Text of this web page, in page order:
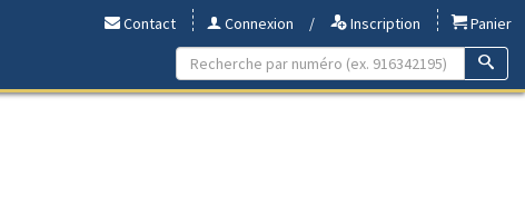
Contact Connexion / Inscription
Panier